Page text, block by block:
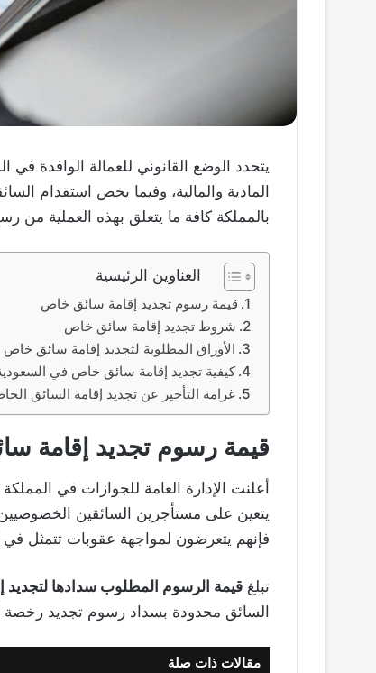
يتحدد الوضع القانوني للعمالة الوافدة
المادية والمالية، وفيما يخص استقدام
بالمملكة كافة ما يتعلق بهذه العملية
العناوين الرئيسية
قيمة رسوم تجديد إقامة سائق خاص
شروط تجديد إقامة سائق خاص
الأوراق المطلوبة لتجديد إقامة سائق خاص
كيفية تجديد إقامة سائق خاص في
غرامة التأخير عن تجديد إقامة السائق
قيمة رسوم تجديد إقامة
أعلنت الإدارة العامة للجوازات في
يتعين على مستأجرين السائقين الخصوصيين
فإنهم يتعرضون لمواجهة عقوبات تتمثل في
تبلغ قيمة الرسوم المطلوب سدادها لتجديد إقامة
السائق محدودة بسداد رسوم تجديد رخصة
مقالات ذات صلة